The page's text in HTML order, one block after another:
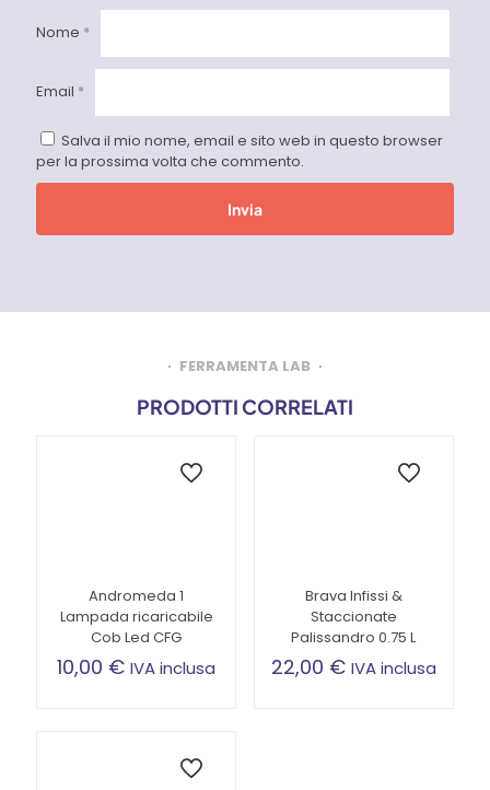
Nome *
Email *
Salva il mio nome, email e sito web in questo browser
per la prossima volta che commento.
FERRAMENTA LAB
PRODOTTI CORRELATI
Andromeda 1
Lampada ricaricabile
Cob Led CFG
10,00 € IVA inclusa
Brava Infissi &
Staccionate
Palissandro 0.75 L
22,00 € IVA inclusa